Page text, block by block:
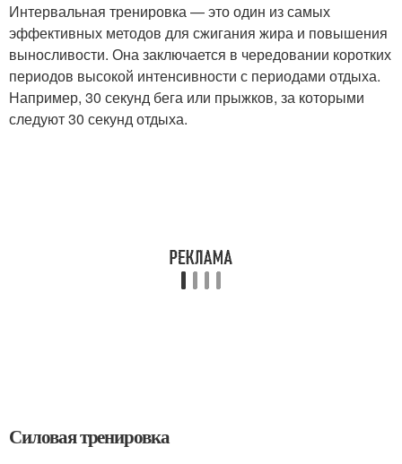
Интервальная тренировка — это один из самых
эффективных методов для сжигания жира и повышения
выносливости. Она заключается в чередовании коротких
периодов высокой интенсивности с периодами отдыха.
Например, 30 секунд бега или прыжков, за которыми
следуют 30 секунд отдыха.
Силовая тренировка